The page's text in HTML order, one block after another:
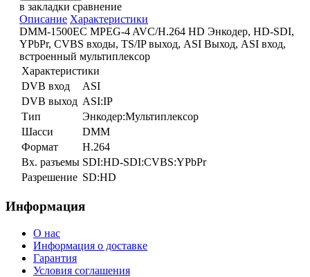
в закладки сравнение
Описание Характеристики
DMM-1500EC MPEG-4 AVC/H.264 HD Энкодер, HD-SDI,
YPbPr, CVBS входы, TS/IP выход, ASI Выход, ASI вход,
встроенный мультиплексор
Характеристики
DVB вход
ASI
DVB выход ASI:IP
Тип
Энкодер:Мультиплексор
Шасси
DMM
Формат
H.264
Вх. разъемы SDI:HD-SDI:CVBS:YPbPr
Разрешение SD:HD
Информация
О нас
Информация о доставке
Гарантия
Условия соглашения